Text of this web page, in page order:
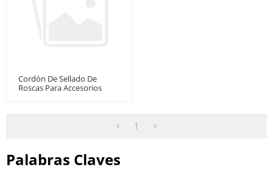
Cordón De Sellado De
Roscas Para Accesorios
1
Palabras Claves